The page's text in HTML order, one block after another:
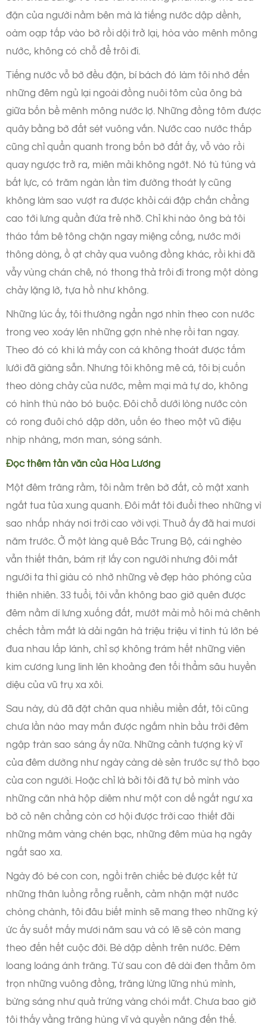
đặn của người nằm bên mà là tiếng nước dập dềnh,
oàm oạp tấp vào bờ rồi dội trở lại, hòa vào mênh mông
nước, không có chỗ để trôi đi.
Tiếng nước vỗ bờ đều đặn, bí bách đó làm tôi nhớ đến
những đêm ngủ lại ngoài đồng nuôi tôm của ông bà
giữa bốn bề mênh mông nước lợ. Những đồng tôm được
quây bằng bờ đất sét vuông vắn. Nước cao nước thấp
cũng chỉ quẩn quanh trong bốn bờ đất ấy, vỗ vào rồi
quay ngược trở ra, miên mải không ngớt. Nó tù túng và
bất lực, có trăm ngàn lần tìm đường thoát ly cũng
không làm sao vượt ra được khỏi cái đập chắn chẳng
cao tới lưng quần đứa trẻ nhỡ. Chỉ khi nào ông bà tôi
tháo tấm bê tông chặn ngay miệng cống, nước mới
thông dòng, ồ ạt chảy qua vuông đồng khác, rồi khi đã
vẫy vùng chán chê, nó thong thả trôi đi trong một dòng
chảy lặng lờ, tựa hồ như không.
Những lúc ấy, tôi thường ngẩn ngơ nhìn theo con nước
trong veo xoáy lên những gợn nhè nhẹ rồi tan ngay.
Theo đó có khi là mấy con cá không thoát được tấm
lưới đã giăng sẵn. Nhưng tôi không mê cá, tôi bị cuốn
theo dòng chảy của nước, mềm mại mà tự do, không
có hình thù nào bó buộc. Đôi chỗ dưới lòng nước còn
có rong đuôi chó dập dờn, uốn éo theo một vũ điệu
nhịp nhàng, mơn man, sóng sánh.
Đọc thêm tản văn của Hòa Lương
Một đêm trăng rằm, tôi nằm trên bờ đất, cỏ mật xanh
ngắt tua tủa xung quanh. Đôi mắt tôi đuổi theo những vì
sao nhấp nháy nơi trời cao vời vợi. Thuở ấy đã hai mươi
năm trước. Ở một làng quê Bắc Trung Bộ, cái nghèo
vẫn thiết thân, bám rịt lấy con người nhưng đôi mắt
người ta thì giàu có nhờ những vẻ đẹp hào phóng của
thiên nhiên. 33 tuổi, tôi vẫn không bao giờ quên được
đêm nằm dí lưng xuống đất, mướt mải mồ hôi mà chênh
chếch tầm mắt là dải ngân hà triệu triệu vì tinh tú lớn bé
đua nhau lấp lánh, chỉ sợ không trám hết những viên
kim cương lung linh lên khoảng đen tối thẳm sâu huyền
diệu của vũ trụ xa xôi.
Sau này, dù đã đặt chân qua nhiều miền đất, tôi cũng
chưa lần nào may mắn được ngắm nhìn bầu trời đêm
ngập tràn sao sáng ấy nữa. Những cảnh tượng kỳ vĩ
của đêm dường như ngày càng dè sẻn trước sự thô bạo
của con người. Hoặc chỉ là bởi tôi đã tự bỏ mình vào
những căn nhà hộp diêm như một con dế ngất ngư xa
bờ cỏ nên chẳng còn cơ hội được trời cao thiết đãi
những mâm vàng chén bạc, những đêm mùa hạ ngây
ngất sao xa.
Ngày đó bé con con, ngồi trên chiếc bè được kết từ
những thân luồng rỗng ruễnh, cảm nhận mặt nước
chòng chành, tôi đâu biết mình sẽ mang theo những ký
ức ấy suốt mấy mươi năm sau và có lẽ sẽ còn mang
theo đến hết cuộc đời. Bè dập dềnh trên nước. Đêm
loang loáng ánh trăng. Từ sau con đê dài đen thẫm ôm
trọn những vuông đồng, trăng lừng lững nhú mình,
bừng sáng như quả trứng vàng chói mắt. Chưa bao giờ
tôi thấy vầng trăng hùng vĩ và quyền năng đến thế.